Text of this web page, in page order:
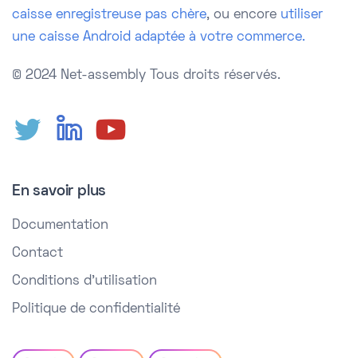
caisse enregistreuse pas chère, ou encore utiliser
une caisse Android adaptée à votre commerce.
© 2024 Net-assembly Tous droits réservés.
En savoir plus
Documentation
Contact
Conditions d'utilisation
Politique de confidentialité